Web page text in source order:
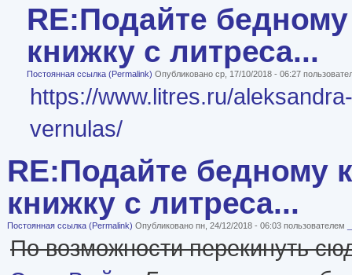
RE:Подайте
книжку с литреса...
Постоянная ссылка (Permalink) Опубликовано ср, 17/10/2018 - 06:27
https://www.litres.ru/
vernulas/
RE:Подайте бедному
книжку с литреса...
Постоянная ссылка (Permalink) Опубликовано пн, 24/12/2018 - 06:03 пользователем
По возможности перекинуть